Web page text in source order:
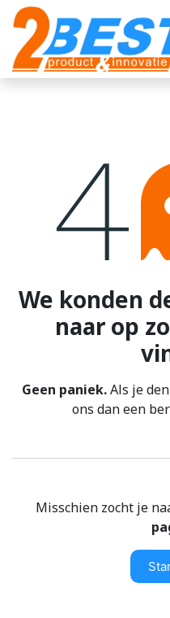
Overslaan naar inhoud
Fout 404
We konden
naar op
Geen paniek.Als je
ons dan een
Misschien zocht je